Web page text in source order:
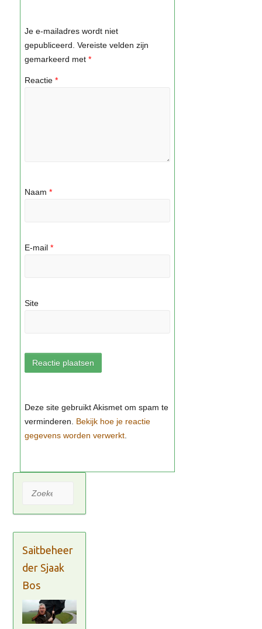
Je e-mailadres wordt niet
gepubliceerd. Vereiste velden zijn
gemarkeerd met *
Reactie *
Naam *
E-mail *
Site
Bekijk hoe je reactie
gegevens worden verwerkt
Zoeken
Saitbeheer
der Sjaak
Bos